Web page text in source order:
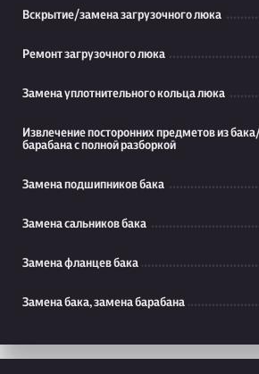
Вскрытие/замена загрузочного люка
Ремонт загрузочного люка
Замена уплотнительного кольца люка
Извлечение посторонних предметов из бака/
барабана с полной разборкой
Замена подшипников бака
Замена сальников бака
Замена фланцев бака
Замена бака, замена барабана